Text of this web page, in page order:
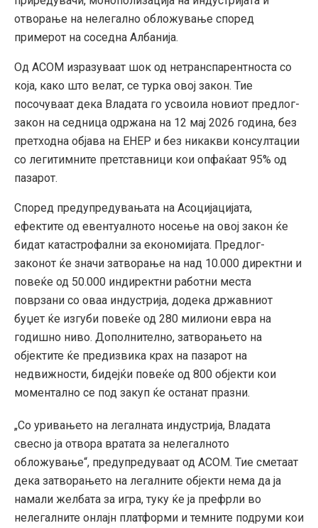
отворање на нелегално обложување според
примерот на соседна Албанија.
Од АСОМ изразуваат шок од нетранспарентноста со
која, како што велат, се турка овој закон. Тие
посочуваат дека Владата го усвоила новиот предлог-
закон на седница одржана на 12 мај 2026 година, без
претходна објава на ЕНЕР и без никакви консултации
со легитимните претставници кои опфаќаат 95% од
пазарот.
Според предупредувањата на Асоцијацијата,
ефектите од евентуалното носење на овој закон ќе
бидат катастрофални за економијата. Предлог-
законот ќе значи затворање на над 10.000 директни и
повеќе од 50.000 индиректни работни места
поврзани со оваа индустрија, додека државниот
буџет ќе изгуби повеќе од 280 милиони евра на
годишно ниво. Дополнително, затворањето на
објектите ќе предизвика крах на пазарот на
недвижности, бидејќи повеќе од 800 објекти кои
моментално се под закуп ќе останат празни.
„Со уривањето на легалната индустрија, Владата
свесно ја отвора вратата за нелегалното
обложување“, предупредуваат од АСОМ. Тие сметаат
дека затворањето на легалните објекти нема да ја
намали желбата за игра, туку ќе ја префрли во
нелегалните онлајн платформи и темните подруми кои